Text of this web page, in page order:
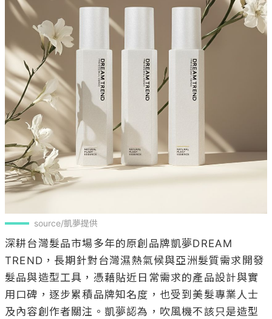
source/凱夢提供
深耕台灣髮品市場多年的原創品牌凱夢DREAM
TREND，長期針對台灣濕熱氣候與亞洲髮質需求開發
髮品與造型工具，憑藉貼近日常需求的產品設計與實
用口碑，逐步累積品牌知名度，也受到美髮專業人士
及內容創作者關注。凱夢認為，吹風機不該只是造型